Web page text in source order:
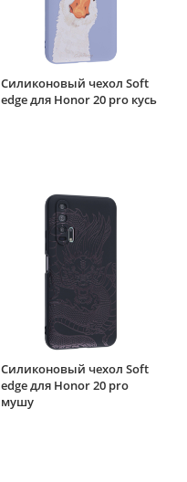
Силиконовый чехол Soft
edge для Honor 20 pro кусь
Силиконовый чехол Soft
edge для Honor 20 pro
мушу